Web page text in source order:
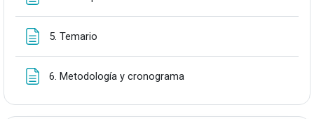
5. Temario
6. Metodología y cronograma